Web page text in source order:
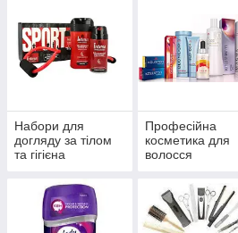
Набори для
догляду за тілом
та гігієна
Професійна
косметика для
волосся